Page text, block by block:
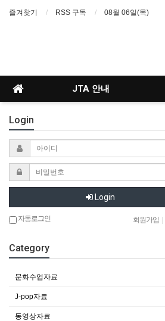
즐겨찾기 RSS 구독 08월 06일(목)
JTA 안내
Login
Login
자동로그인 회원가입
Category
문화수업자료
J-pop자료
동영상자료